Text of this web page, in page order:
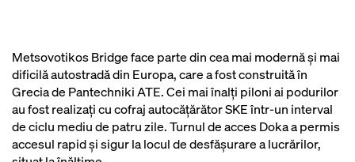
Metsovotikos Bridge face parte din cea mai modernă şi mai
dificilă autostradă din Europa, care a fost construită în
Grecia de Pantechniki ATE. Cei mai înalţi piloni ai podurilor
au fost realizaţi cu cofraj autocăţărător SKE într-un interval
de ciclu mediu de patru zile. Turnul de acces Doka a permis
accesul rapid şi sigur la locul de desfăşurare a lucrărilor,